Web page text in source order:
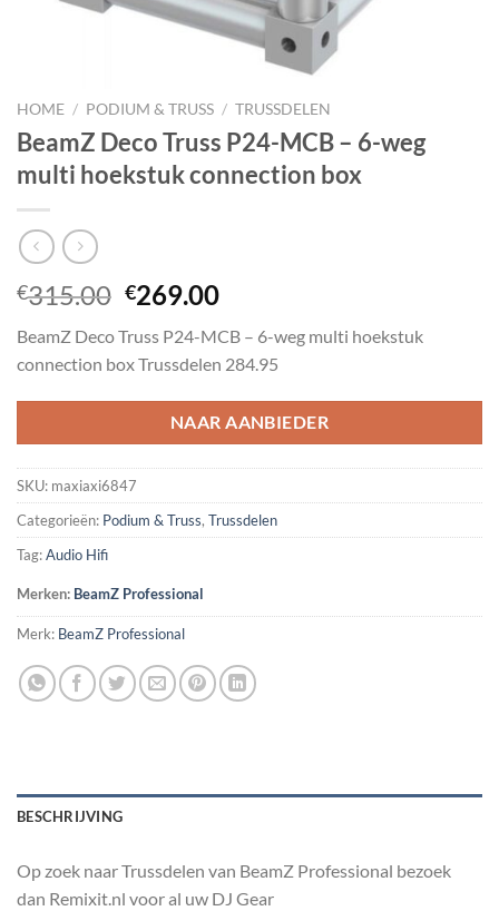
HOME / PODIUM & TRUSS / TRUSSDELEN
BeamZ Deco Truss P24-MCB – 6-weg
multi hoekstuk connection box
€315.00 Oorspronkelijke
was:
€315.00.
€269.00Huidige
is:
€269.00.
BeamZ Deco Truss P24-MCB – 6-weg multi hoekstuk
connection box Trussdelen 284.95
NAAR AANBIEDER
SKU: maxiaxi6847
Categorieën: Podium & Truss, Trussdelen
Tag:Audio Hifi
Merken: BeamZ Professional
Merk: BeamZ Professional
BESCHRIJVING
Op zoek naar Trussdelen van BeamZ Professional bezoek
dan Remixit.nl voor al uw DJ Gear